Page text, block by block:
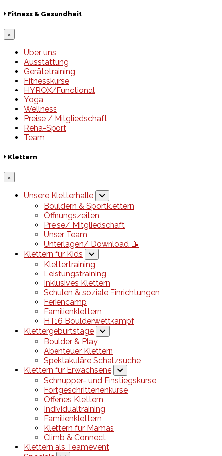
Fitness & Gesundheit
×
Über uns
Ausstattung
Gerätetraining
Fitnesskurse
HYROX/Functional
Yoga
Wellness
Preise / Mitgliedschaft
Reha-Sport
Team
Klettern
×
Unsere Kletterhalle
Bouldern & Sportklettern
Öffnungszeiten
Preise/ Mitgliedschaft
Unser Team
Unterlagen/ Download 📝
Klettern für Kids
Klettertraining
Leistungstraining
Inklusives Klettern
Schulen & soziale Einrichtungen
Feriencamp
Familienklettern
HT16 Boulderwettkampf
Klettergeburtstage
Boulder & Play
Abenteuer Klettern
Spektakuläre Schatzsuche
Klettern für Erwachsene
Schnupper- und Einstiegskurse
Fortgeschrittenenkurse
Offenes Klettern
Individualtraining
Familienklettern
Klettern für Mamas
Climb & Connect
Klettern als Teamevent